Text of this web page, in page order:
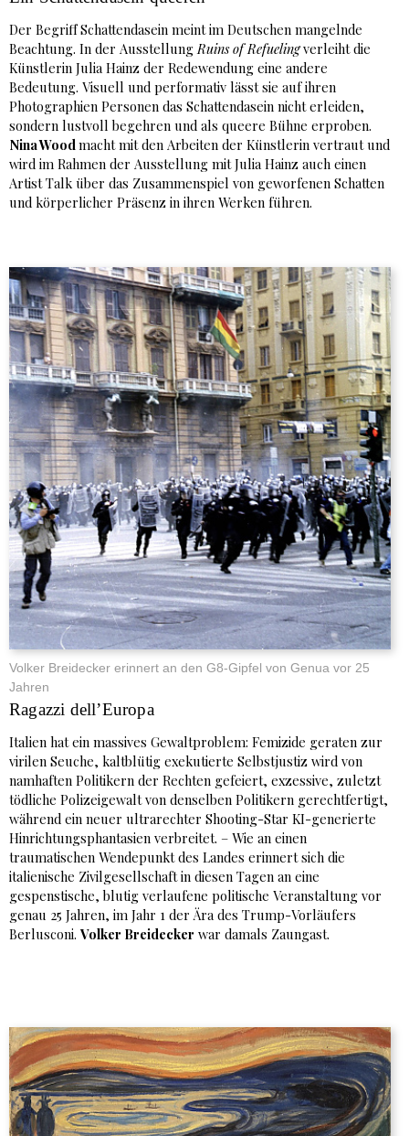
Der Begriff Schattendasein meint im Deutschen mangelnde
Beachtung. In der Ausstellung Ruins of Refuelingverleiht die
Künstlerin Julia Hainz der Redewendung eine andere
Bedeutung. Visuell und performativ lässt sie auf ihren
Photographien Personen das Schattendasein nicht erleiden,
sondern lustvoll begehren und als queere Bühne erproben.
Nina Wood macht mit den Arbeiten der Künstlerin vertraut und
wird im Rahmen der Ausstellung mit Julia Hainz auch einen
Artist Talk über das Zusammenspiel von geworfenen Schatten
und körperlicher Präsenz in ihren Werken führen.
Volker Breidecker erinnert an den G8-Gipfel von Genua vor 25
Jahren
Ragazzi dell’Europa
Italien hat ein massives Gewaltproblem: Femizide geraten zur
virilen Seuche, kaltblütig exekutierte Selbstjustiz wird von
namhaften Politikern der Rechten gefeiert, exzessive, zuletzt
tödliche Polizeigewalt von denselben Politikern gerechtfertigt,
während ein neuer ultrarechter Shooting-Star KI-generierte
Hinrichtungsphantasien verbreitet. – Wie an einen
traumatischen Wendepunkt des Landes erinnert sich die
italienische Zivilgesellschaft in diesen Tagen an eine
gespenstische, blutig verlaufene politische Veranstaltung vor
genau 25 Jahren, im Jahr 1 der Ära des Trump-Vorläufers
Berlusconi. Volker Breidecker war damals Zaungast.